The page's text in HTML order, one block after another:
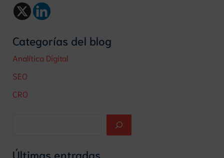
Categorías del blog
Analítica Digital
SEO
CRO
Últimas entradas